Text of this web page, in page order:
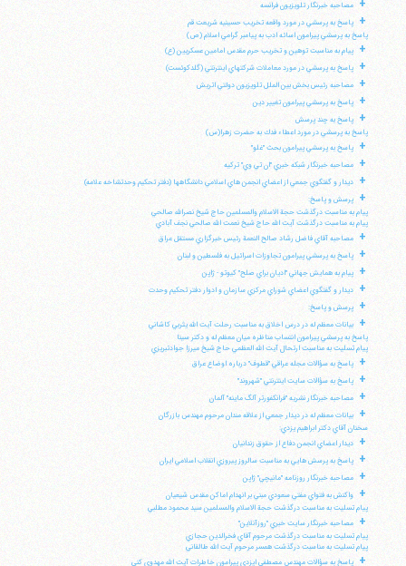
+ مصاحبه خبرنگار تلويزيون فرانسه
+
پاسخ به پرسشي در مورد واقعه تخريب حسينيه شريعت قم
پاسخ به پرسشي پيرامون اسائه ادب به پيامبر گرامي اسلام (ص)
+ پيام به مناسبت توهين و تخريب حرم مقدس امامين عسكريين (ع)
+ پاسخ به پرسشي در مورد معاملات شركتهاي اينترنتي (گلدكوئست)
+ مصاحبه رئيس بخش بين الملل تلويزيون دولتي اتريش
+ پاسخ به پرسشي پيرامون تغيير دين
+
پاسخ به چند پرسش
پاسخ به پرسشي در مورد اعطاء فدك به حضرت زهرا(س)
+ پاسخ به پرسشي پيرامون بحث "غلو"
+ مصاحبه خبرنگار شبكه خبري "ان تي وي" تركيه
+ ديدار و گفتگوي جمعي از اعضاي انجمن هاي اسلامي دانشگاهها (دفتر تحكيم وحدتشاخه علامه)
+
پرسش و پاسخ:
پيام به مناسبت درگذشت حجة الاسلام والمسلمين حاج شيخ نصرالله صالحي
پيام به مناسبت درگذشت آيت الله حاج شيخ نعمت الله صالحي نجف آبادي
+ مصاحبه آقاي فاضل رشاد صالح النعمة رئيس خبرگزاري مستقل عراق
+ پاسخ به پرسشي پيرامون تجاوزات اسرائيل به فلسطين و لبنان
+ پيام به همايش جهاني "اديان براي صلح" كيوتو - ژاپن
+ ديدار و گفتگوي اعضاي شوراي مركزي سازمان و ادوار دفتر تحكيم وحدت
+ پرسش و پاسخ:
+
بيانات معظم له در درس اخلاق به مناسبت رحلت آيت الله يثربي كاشاني
پاسخ به پرسشي پيرامون انتساب مناظره ميان معظم له و دكتر سينا
پيام تسليت به مناسبت ارتحال آيت الله العظمي حاج شيخ ميرزا جوادتبريزي
+ پاسخ به سؤالات مجله عراقي "قطوف" درباره اوضاع عراق
+ پاسخ به سؤالات سايت اينترنتي "شهروند"
+ مصاحبه خبرنگار نشريه "فرانكفورتر آلگ ماينه" آلمان
+
بيانات معظم له در ديدار جمعي از علاقه مندان مرحوم مهندس بازرگان
سخنان آقاي دكتر ابراهيم يزدي:
+ ديدار اعضاي انجمن دفاع از حقوق زندانيان
+ پاسخ به پرسش هايي به مناسبت سالروز پيروزي انقلاب اسلامي ايران
+ مصاحبه خبرنگار روزنامه "مانيچي" ژاپن
+
واكنش به فتواي مفتي سعودي مبني بر انهدام اماكن مقدس شيعيان
پيام تسليت به مناسبت درگذشت حجة الاسلام والمسلمين سيد محمود مطلبي
+
مصاحبه خبرنگار سايت خبري "روزآنلاين"
پيام تسليت به مناسبت درگذشت مرحوم آقاي فخرالدين حجازي
پيام تسليت به مناسبت درگذشت همسر مرحوم آيت الله طالقاني
+
پاسخ به سؤالات مهندس مصطفي ايزدي پيرامون خاطرات آيت الله مهدوي كني